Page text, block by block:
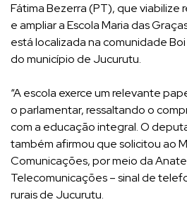
Fátima Bezerra (PT), que viabilize
e ampliar a Escola Maria das
está localizada na comunidade
do município de Jucurutu.
“A escola exerce um relevante
o parlamentar, ressaltando o
com a educação integral. O
também afirmou que solicitou ao
Comunicações, por meio da
Telecomunicações – sinal de
rurais de Jucurutu.